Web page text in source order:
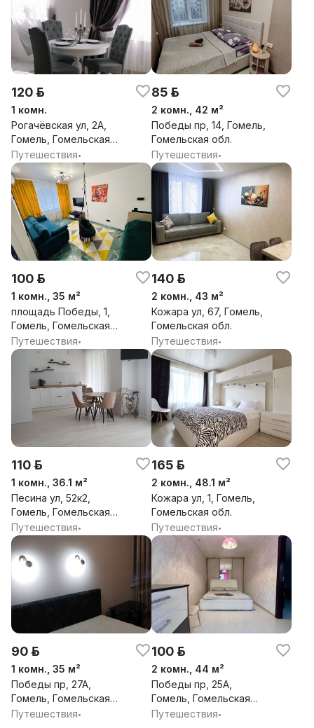
120 р.
1 комн.
Рогачёвская ул, 2А,
Гомель, Гомельская
обл.
Путешествия•
85 р.
2 комн., 42 м²
Победы пр, 14, Гомель,
Гомельская обл.
Путешествия•
100 р.
1 комн., 35 м²
площадь Победы, 1,
Гомель, Гомельская
обл.
Путешествия•
140 р.
2 комн., 43 м²
Кожара ул, 67, Гомель,
Гомельская обл.
Путешествия•
110 р.
1 комн., 36.1 м²
Песина ул, 52к2,
Гомель, Гомельская
обл.
Путешествия•
165 р.
2 комн., 48.1 м²
Кожара ул, 1, Гомель,
Гомельская обл.
Путешествия•
90 р.
1 комн., 35 м²
Победы пр, 27А,
Гомель, Гомельская
обл.
Путешествия•
100 р.
2 комн., 44 м²
Победы пр, 25А,
Гомель, Гомельская
обл.
Путешествия•